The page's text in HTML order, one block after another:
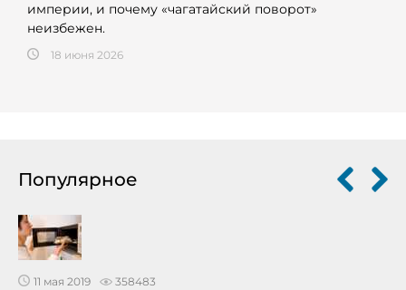
империи, и почему «чагатайский поворот»
неизбежен.
18 июня 2026
Популярное
11 мая 2019 358483